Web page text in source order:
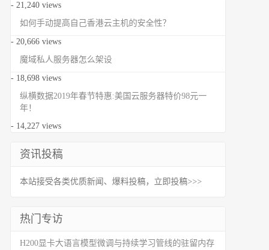
- 21,240 views
如何手动提高自己香港云主机的安全性？
- 20,666 views
魔域私人服务器怎么架设
- 18,698 views
纵横数据2019年春节特惠:美国云服务器特价98元一
年！
- 14,227 views
资讯投稿
本站接受各类优质新闻、爆料投稿，立即投稿>>>
热门专访
H200显卡大语言模型微调与持续学习管线的驻留内存